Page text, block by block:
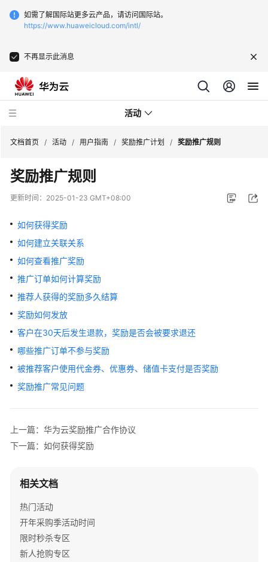
如需了解国际站更多云产品，请访问国际站。
https://www.huaweicloud.com/intl/
不再显示此消息
活动
用
户
南
热
门
活
开
年
购
季
618
上
云
专
区
免
文档首页 / 活动 / 用户指南 / 奖励推广计划 / 奖励推广规则
奖励推广规则
更新时间： 2025-01-23 GMT+08:00
如何获得奖励
如何建立关联关系
如何查看推广奖励
推广订单如何计算奖励
推荐人获得的奖励多久结算
奖励如何发放
客户在30天后发生退款，奖励是否会被要求退还
哪些推广订单不参与奖励
被推荐客户使用代金券、优惠券、储值卡支付是否奖励
奖励推广常见问题
上一篇：华为云奖励推广合作协议
下一篇：如何获得奖励
相关文档
热门活动
开年采购季活动时间
限时秒杀专区
新人抢购专区